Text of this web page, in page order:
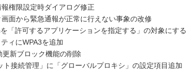
権限設定時ダイアログ修正
面から緊急通報が正常に行えない事象の改修
「許可するアプリケーションを指定する」の対象にする
ィにWPA3を追加
新ブロック機能の削除
ト接続管理」に「グローバルプロキシ」の設定項目追加